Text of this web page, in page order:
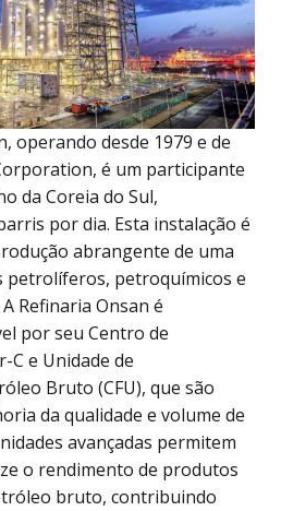
operando desde 1979 e de
é um participante
da Coreia do Sul,
por dia. Esta instalação é
abrangente de uma
petrolíferos, petroquímicos e
Refinaria Onsan é
por seu Centro de
C e Unidade de
Bruto (CFU), que são
da qualidade e volume de
avançadas permitem
o rendimento de produtos
bruto, contribuindo